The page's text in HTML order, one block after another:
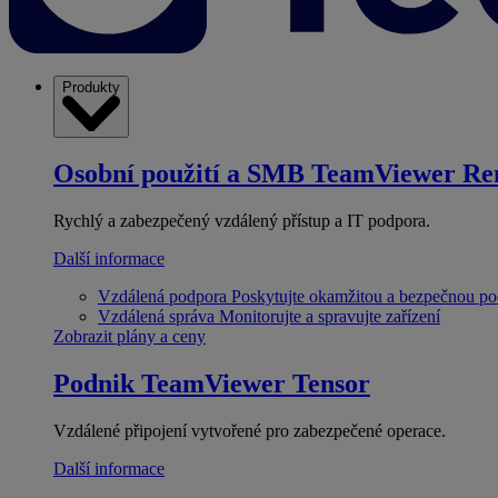
Produkty
Osobní použití a SMB TeamViewer
Rychlý a zabezpečený vzdálený přístup a IT podpora.
Další informace
Vzdálená podpora Poskytujte okamžitou a bezpečnou
Vzdálená správa Monitorujte a spravujte zařízení
Zobrazit plány a ceny
Podnik TeamViewer Tensor
Vzdálené připojení vytvořené pro zabezpečené operace.
Další informace